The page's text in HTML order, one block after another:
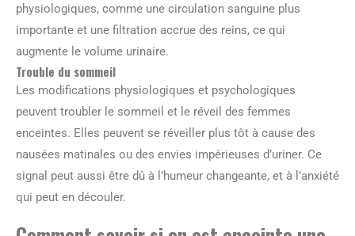
physiologiques, comme une circulation sanguine plus
importante et une filtration accrue des reins, ce qui
augmente le volume urinaire.
Trouble du sommeil
Les modifications physiologiques et psychologiques
peuvent troubler le sommeil et le réveil des femmes
enceintes. Elles peuvent se réveiller plus tôt à cause des
nausées matinales ou des envies impérieuses d’uriner. Ce
signal peut aussi être dû à l’humeur changeante, et à l’anxiété
qui peut en découler.